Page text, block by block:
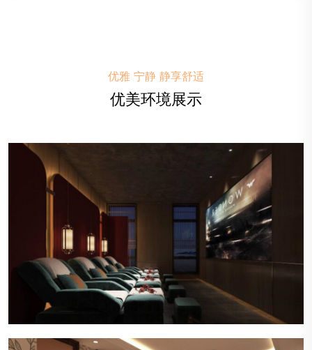
优雅 宁静 静享舒适
优美环境展示